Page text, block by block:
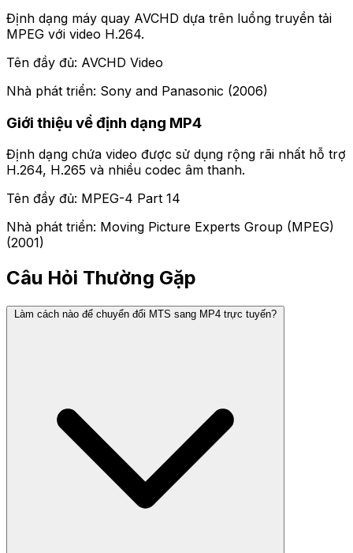
Định dạng máy quay AVCHD dựa trên luồng truyền tải
MPEG với video H.264.
Tên đầy đủ: AVCHD Video
Nhà phát triển: Sony and Panasonic (2006)
Giới thiệu về định dạng MP4
Định dạng chứa video được sử dụng rộng rãi nhất hỗ trợ
H.264, H.265 và nhiều codec âm thanh.
Tên đầy đủ: MPEG-4 Part 14
Nhà phát triển: Moving Picture Experts Group (MPEG)
(2001)
Câu Hỏi Thường Gặp
Làm cách nào để chuyển đổi MTS sang MP4 trực tuyến?